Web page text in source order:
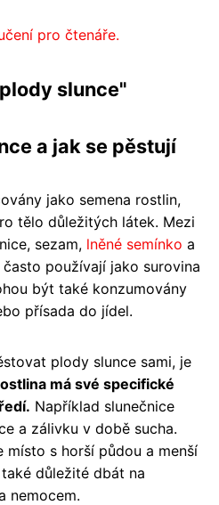
pro čtenáře.
slunce"
a jak se pěstují
jako semena rostlin,
tělo důležitých látek. Mezi
sezam, lněné semínko a
používají jako surovina
být také konzumovány
přísada do jídel.
plody slunce sami, je
má své specifické
Například slunečnice
a zálivku v době sucha.
místo s horší půdou a menší
důležité dbát na
nemocem.